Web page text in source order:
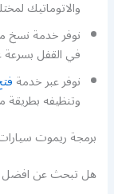
والاتوماتيك
نوفر خدمة نسخ
في القفل بسرعة
نوفر عبر خدمة
وتنظيفه بطريقة
برمجة ريموت
هل تبحث عن افضل